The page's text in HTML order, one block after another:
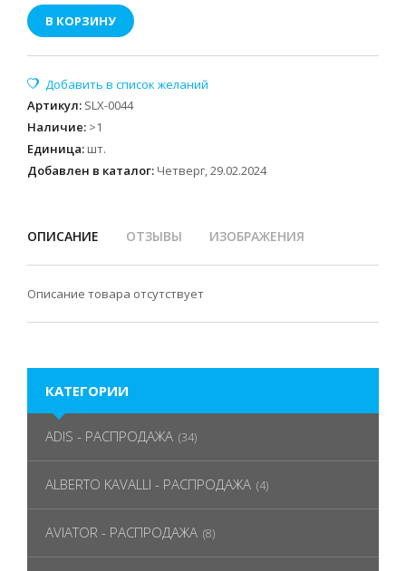
В КОРЗИНУ
Артикул: SLX-0044
Наличие: >1
Единица: шт.
Добавлен в каталог: Четверг, 29.02.2024
ОПИСАНИЕ ОТЗЫВЫ ИЗОБРАЖЕНИЯ
Описание товара отсутствует
КАТЕГОРИИ
ADIS - РАСПРОДАЖА (34)
ALBERTO KAVALLI - РАСПРОДАЖА (4)
AVIATOR - РАСПРОДАЖА (8)